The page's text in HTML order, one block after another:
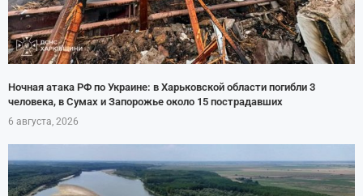
Ночная атака РФ по Украине: в Харьковской области погибли 3
человека, в Сумах и Запорожье около 15 пострадавших
6 августа, 2026